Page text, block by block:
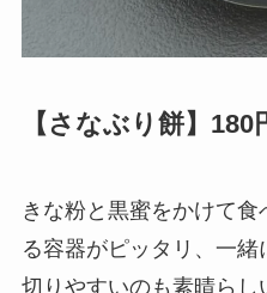
【さなぶり餅】180
きな粉と黒蜜をかけて
る容器がピッタリ、一
切りやすいのも素晴らし